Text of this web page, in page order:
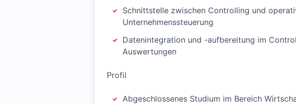
Schnittstelle zwischen Controlling und
Unternehmenssteuerung
Datenintegration und -aufbereitung im
Auswertungen
Profil
Abgeschlossenes Studium im Bereich